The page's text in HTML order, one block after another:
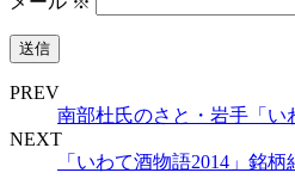
PREV
南部杜氏のさと・岩手「い
NEXT
「いわて酒物語2014」銘柄